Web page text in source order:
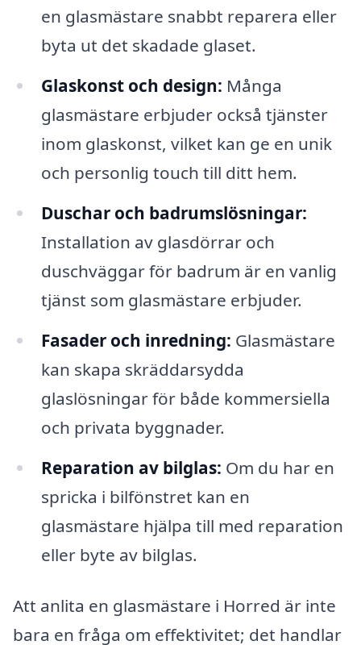
en glasmästare snabbt reparera eller
byta ut det skadade glaset.
Glaskonst och design: Många
glasmästare erbjuder också tjänster
inom glaskonst, vilket kan ge en unik
och personlig touch till ditt hem.
Duschar och badrumslösningar:
Installation av glasdörrar och
duschväggar för badrum är en vanlig
tjänst som glasmästare erbjuder.
Fasader och inredning: Glasmästare
kan skapa skräddarsydda
glaslösningar för både kommersiella
och privata byggnader.
Reparation av bilglas: Om du har en
spricka i bilfönstret kan en
glasmästare hjälpa till med reparation
eller byte av bilglas.
Att anlita en glasmästare i Horred är inte
bara en fråga om effektivitet; det handlar